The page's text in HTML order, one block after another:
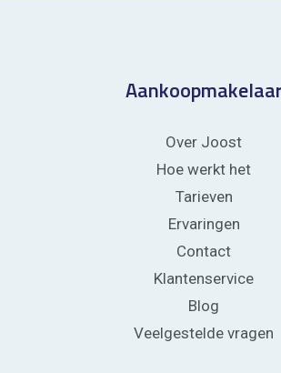
Aankoopmakelaar
Over Joost
Hoe werkt het
Tarieven
Ervaringen
Contact
Klantenservice
Blog
Veelgestelde vragen